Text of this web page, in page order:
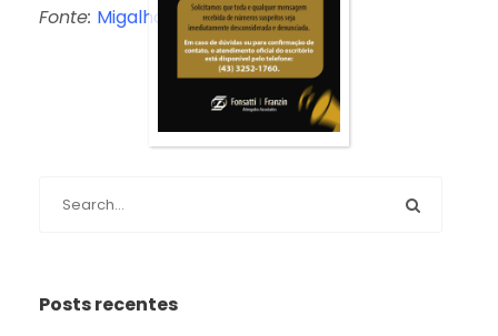
Fonte: Migalhas
Posts recentes